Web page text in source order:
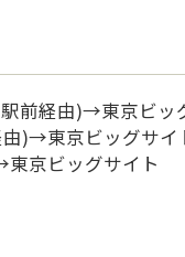
前経由)→東京ビッ
)→東京ビッグサイ
京ビッグサイト